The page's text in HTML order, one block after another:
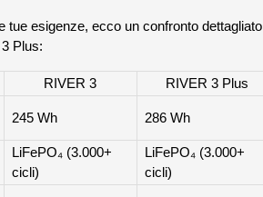
tue esigenze, ecco un confronto dettagliato
Plus:
RIVER 3
RIVER 3 Plus
245 Wh 286 Wh
LiFePO₄ (3.000+
cicli)
LiFePO₄ (3.000+
cicli)